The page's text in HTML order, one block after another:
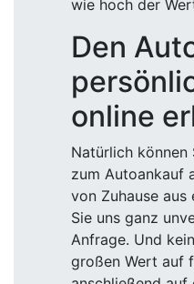
großen Wert auf
anschließend auf
Nenner
entweder das
wir holen es
Egal, welches
Oldtimer,
auch Unfallautos
Wagen ab. Die
Marken! Mit
wir Ihnen faire
Gebrauchten an.